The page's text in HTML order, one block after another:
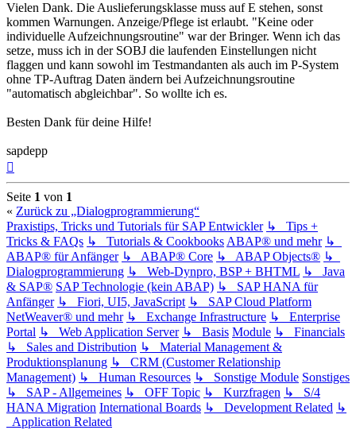
Vielen Dank. Die Auslieferungsklasse muss auf E stehen, sonst
kommen Warnungen. Anzeige/Pflege ist erlaubt. "Keine oder
individuelle Aufzeichnungsroutine" war der Bringer. Wenn ich das
setze, muss ich in der SOBJ die laufenden Einstellungen nicht
flaggen und kann sowohl im Testmandanten als auch im P-System
ohne TP-Auftrag Daten ändern bei Aufzeichnungsroutine
"automatisch abgleichbar". So wollte ich es.
Besten Dank für deine Hilfe!
sapdepp
oben
Seite 1 von 1
« Zurück zu „Dialogprogrammierung“
Praxistips, Tricks und Tutorials für SAP Entwickler ↳ Tips +
Tricks & FAQs ↳ Tutorials & CookbooksABAP® und mehr ↳
ABAP® für Anfänger ↳ ABAP® Core ↳ ABAP Objects® ↳
Dialogprogrammierung ↳ Web-Dynpro, BSP + BHTML ↳ Java
& SAP® SAP Technologie (kein ABAP) ↳ SAP HANA für
Anfänger ↳ Fiori, UI5, JavaScript ↳ SAP Cloud Platform
NetWeaver® und mehr ↳ Exchange Infrastructure ↳ Enterprise
Portal ↳ Web Application Server ↳ Basis Module ↳ Financials
↳ Sales and Distribution ↳ Material Management &
Produktionsplanung ↳ CRM (Customer Relationship
Management) ↳ Human Resources ↳ Sonstige Module Sonstiges
↳ SAP - Allgemeines ↳ OFF Topic ↳ Kurzfragen ↳ S/4
HANA Migration International Boards ↳ Development Related ↳
Application Related